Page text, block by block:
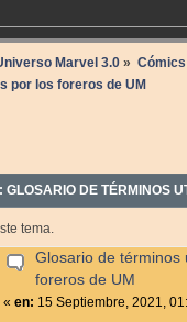
Marvel 3.0» Cómics
por los foreros de UM
GLOSARIO DE TÉRMINOS
tema.
Glosario de términos
foreros de UM
«en: 15 Septiembre, 2021,